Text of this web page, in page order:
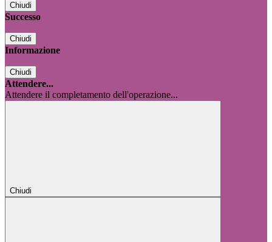
Chiudi
Successo
Chiudi
Informazione
Chiudi
Attendere...
Attendere il completamento dell'operazione...
Chiudi